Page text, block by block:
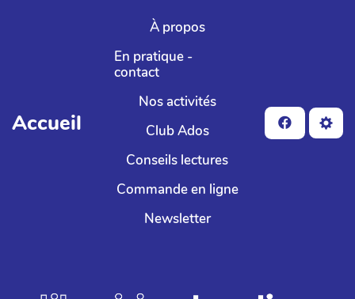
Aller au contenu principal
Accueil
À propos
En pratique -
contact
Nos activités
Club Ados
Conseils lectures
Commande en ligne
Newsletter